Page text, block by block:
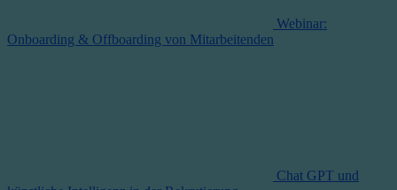
Webinar:
Onboarding & Offboarding von Mitarbeitenden
Chat GPT und